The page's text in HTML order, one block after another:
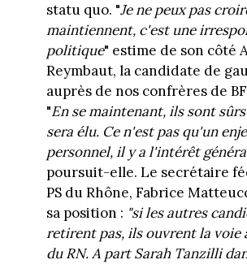
statu quo. "Je ne peux pas
maintiennent, c'est une
politique" estime de son côté
Reymbaut, la candidate de
auprès de nos confrères de
"En se maintenant, ils sont
sera élu. Ce n'est pas qu'un
personnel, il y a l'intérêt
poursuit-elle. Le secrétaire
PS du Rhône, Fabrice
sa position : "si les autres
retirent pas, ils ouvrent la voie
du RN. A part Sarah Tanzilli